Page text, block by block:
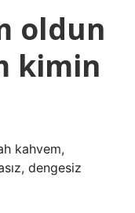
oldun
kimin
kahvem,
dengesiz